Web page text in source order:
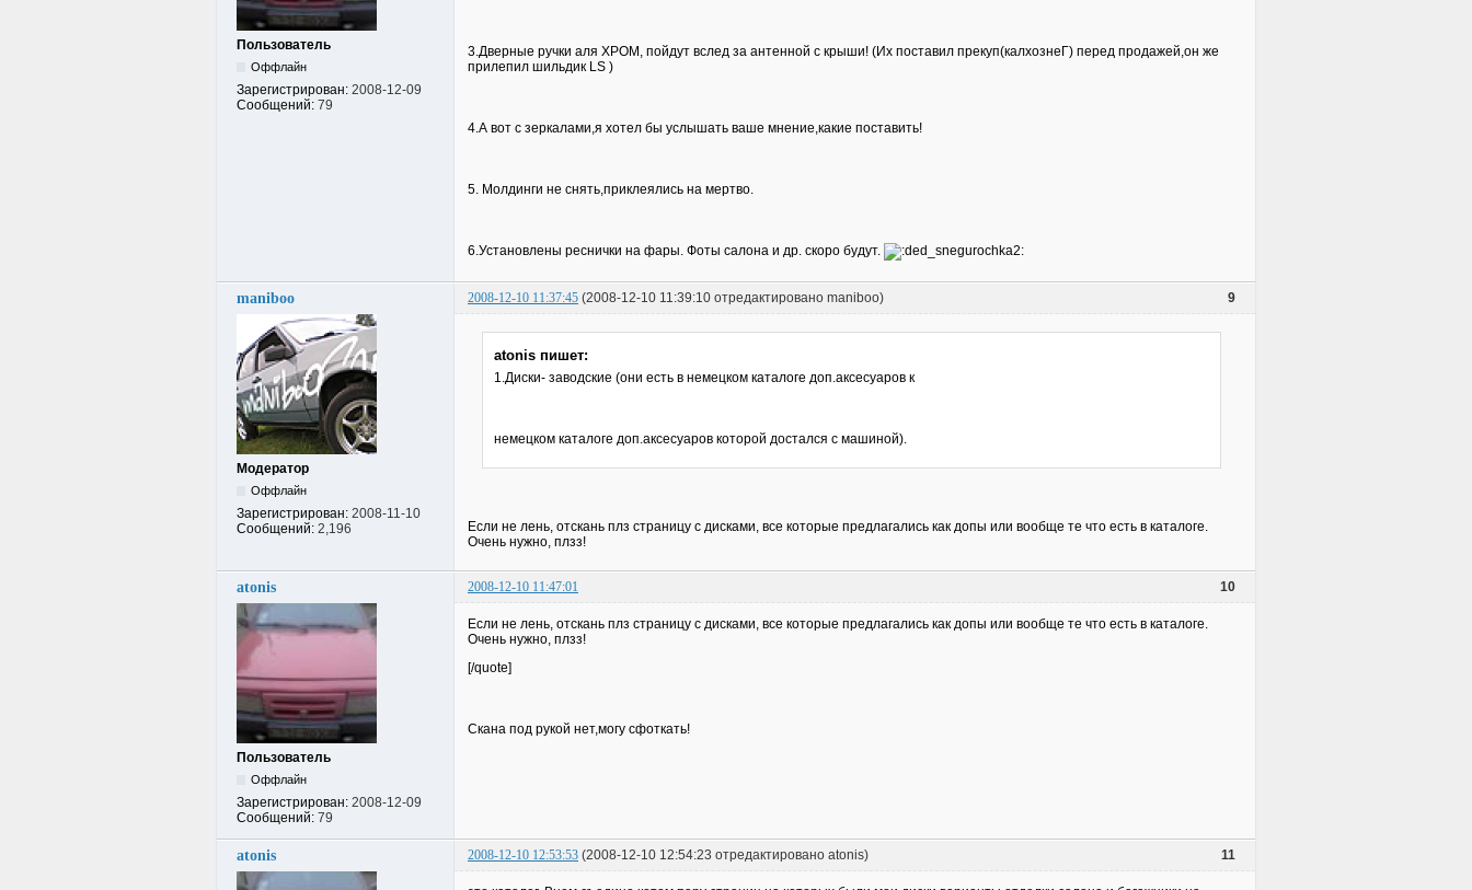
Пользователь
Оффлайн
Зарегистрирован: 2008-12-09
Сообщений: 79
3.Дверные ручки аля ХРОМ, пойдут вслед за антенной с крыши! (Их поставил прекуп(калхознеГ) перед продажей,он же
прилепил шильдик LS )
4.А вот с зеркалами,я хотел бы услышать ваше мнение,какие поставить!
5. Молдинги не снять,приклеялись на мертво.
6.Установлены реснички на фары. Фоты салона и др. скоро будут.
9
maniboo 2008-12-10 11:37:45 (2008-12-10 11:39:10 отредактировано maniboo)
Модератор
Оффлайн
Зарегистрирован: 2008-11-10
Сообщений: 2,196
atonis пишет:
1.Диски- заводские (они есть в немецком каталоге доп.аксесуаров к
немецком каталоге доп.аксесуаров которой достался с машиной).
Если не лень, отскань плз страницу с дисками, все которые предлагались как допы или вообще те что есть в каталоге.
Очень нужно, плзз!
10
atonis 2008-12-10 11:47:01
Пользователь
Оффлайн
Зарегистрирован: 2008-12-09
Сообщений: 79
Если не лень, отскань плз страницу с дисками, все которые предлагались как допы или вообще те что есть в каталоге.
Очень нужно, плзз!
[/quote]
Скана под рукой нет,могу сфоткать!
11
atonis 2008-12-10 12:53:53 (2008-12-10 12:54:23 отредактировано atonis)